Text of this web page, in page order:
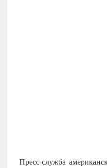
Пресс-служба